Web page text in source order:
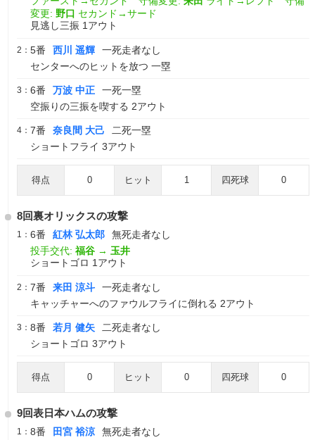
変更: 野口 セカンド→サード
見逃し三振 1アウト
2： 5番 西川 遥輝
一死走者なし
センターへのヒットを放つ 一塁
3： 6番 万波 中正
一死一塁
空振りの三振を喫する 2アウト
4： 7番 奈良間 大己
二死一塁
ショートフライ 3アウト
得点 0 ヒット 1 四死球 0
8回裏オリックスの攻撃
1： 6番 紅林 弘太郎
無死走者なし
投手交代: 福谷 → 玉井
ショートゴロ 1アウト
2： 7番 来田 涼斗
一死走者なし
キャッチャーへのファウルフライに倒れる 2アウト
3： 8番 若月 健矢
二死走者なし
ショートゴロ 3アウト
得点 0 ヒット 0 四死球 0
9回表日本ハムの攻撃
1： 8番 田宮 裕涼
無死走者なし